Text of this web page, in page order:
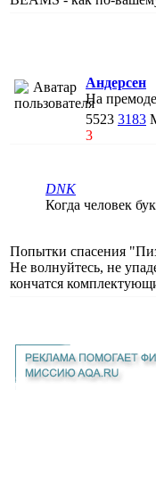
Андерсен
На
5523 3183
3
DNK
Когда человек
Попытки спасения
Не волнуйтесь, не
кончатся